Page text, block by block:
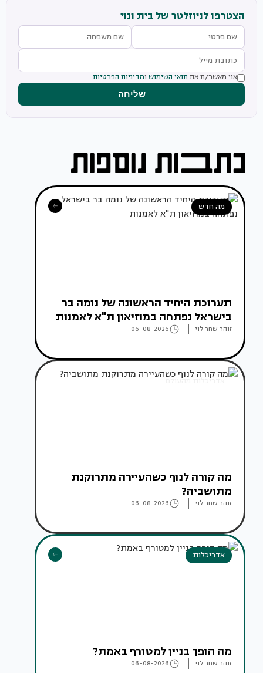
הצטרפו לניוזלטר של בית ונוי
אני מאשר/ת את תנאי השימוש ומדיניות הפרטיות
שליחה
מה חדש
תערוכת היחיד הראשונה של נומה בר
בישראל נפתחה במוזיאון ת"א לאמנות
זוהר שחר לוי 06-08-2026
אדריכלות מהעולם
מה קורה לנוף כשהעיירה מתרוקנת
מתושביה?
זוהר שחר לוי 06-08-2026
אדריכלות
מה הופך בניין למטורף באמת?
זוהר שחר לוי 06-08-2026